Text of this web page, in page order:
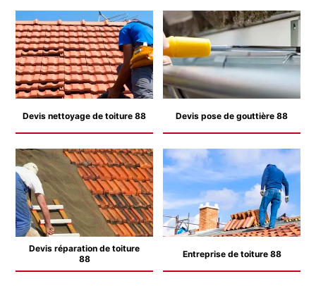
Devis nettoyage de toiture 88 Devis pose de gouttière 88
Devis réparation de toiture
88
Entreprise de toiture 88